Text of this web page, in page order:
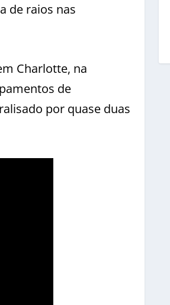
de raios nas
Charlotte, na
de
por quase duas